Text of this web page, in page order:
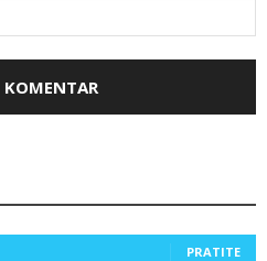
PRATITE